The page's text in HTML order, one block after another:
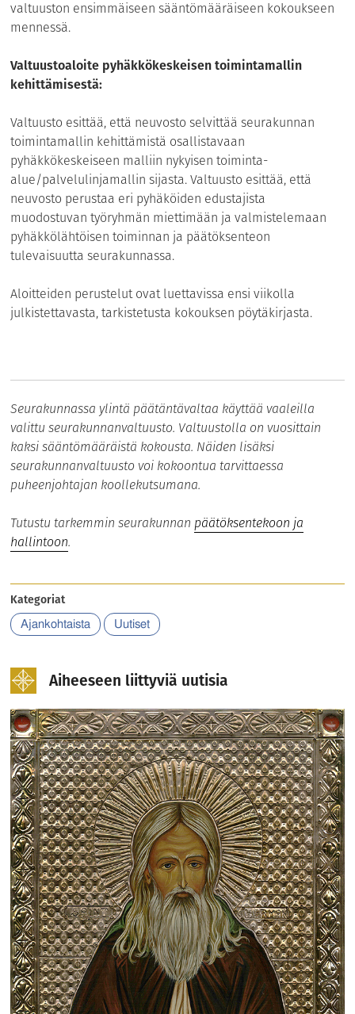
valtuuston ensimmäiseen sääntömääräiseen kokoukseen
mennessä.
Valtuustoaloite pyhäkkökeskeisen toimintamallin
kehittämisestä:
Valtuusto esittää, että neuvosto selvittää seurakunnan
toimintamallin kehittämistä osallistavaan
pyhäkkökeskeiseen malliin nykyisen toiminta-
alue/palvelulinjamallin sijasta. Valtuusto esittää, että
neuvosto perustaa eri pyhäköiden edustajista
muodostuvan työryhmän miettimään ja valmistelemaan
pyhäkkölähtöisen toiminnan ja päätöksenteon
tulevaisuutta seurakunnassa.
Aloitteiden perustelut ovat luettavissa ensi viikolla
julkistettavasta, tarkistetusta kokouksen pöytäkirjasta.
Seurakunnassa ylintä päätäntävaltaa käyttää vaaleilla
valittu seurakunnanvaltuusto. Valtuustolla on vuosittain
kaksi sääntömääräistä kokousta. Näiden lisäksi
seurakunnanvaltuusto voi kokoontua tarvittaessa
puheenjohtajan koollekutsumana.
Tutustu tarkemmin seurakunnan päätöksentekoon ja
hallintoon.
Kategoriat
Ajankohtaista Uutiset
Aiheeseen liittyviä uutisia